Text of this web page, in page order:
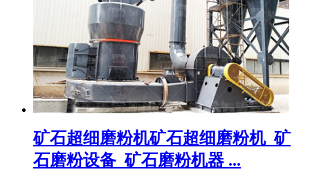
矿石超细磨粉机矿石超细磨粉机_矿
石磨粉设备_矿石磨粉机器 ...